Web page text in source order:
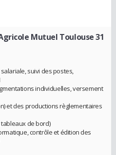
Mutuel Toulouse 31
suivi des postes,
individuelles, versement
et des productions règlementaires
de bord)
contrôle et édition des